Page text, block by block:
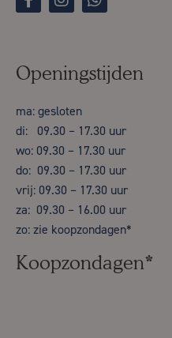
Openingstijden
ma: gesloten
di: 09.30 – 17.30 uur
wo: 09.30 – 17.30 uur
do: 09.30 – 17.30 uur
vrij: 09.30 – 17.30 uur
za: 09.30 – 16.00 uur
zo: zie koopzondagen*
Koopzondagen*